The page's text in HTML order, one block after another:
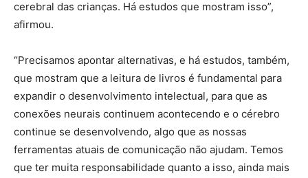
cerebral das crianças. Há estudos que mostram isso”,
afirmou.
“Precisamos apontar alternativas, e há estudos, também,
que mostram que a leitura de livros é fundamental para
expandir o desenvolvimento intelectual, para que as
conexões neurais continuem acontecendo e o cérebro
continue se desenvolvendo, algo que as nossas
ferramentas atuais de comunicação não ajudam. Temos
que ter muita responsabilidade quanto a isso, ainda mais